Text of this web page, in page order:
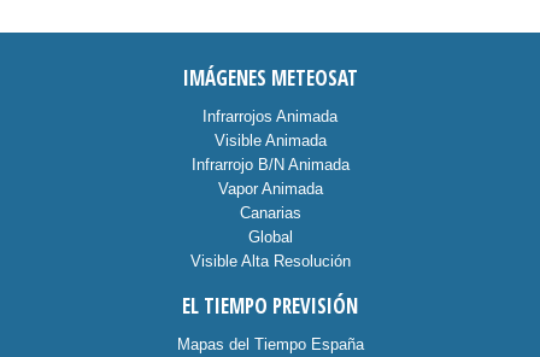
IMÁGENES METEOSAT
Infrarrojos Animada
Visible Animada
Infrarrojo B/N Animada
Vapor Animada
Canarias
Global
Visible Alta Resolución
EL TIEMPO PREVISIÓN
Mapas del Tiempo España